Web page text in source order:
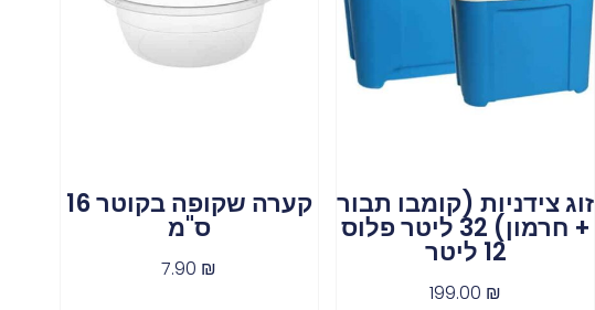
זוג צידניות (קומבו תבור
+ חרמון) 32 ליטר פלוס
12 ליטר
199.00 ₪
קערה שקופה בקוטר 16
ס"מ
7.90 ₪